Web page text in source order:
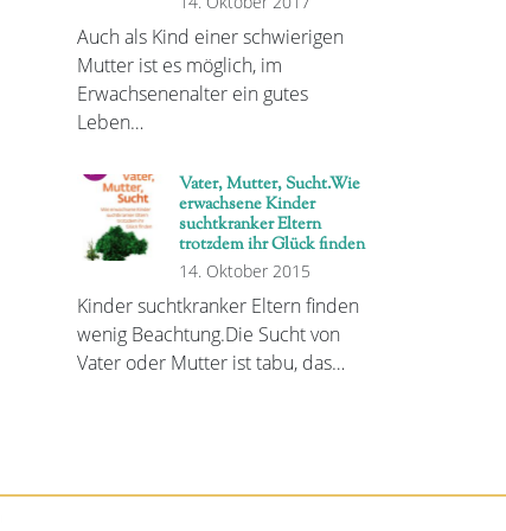
Auch als Kind einer schwierigen
Mutter ist es möglich, im
Erwachsenenalter ein gutes
Leben…
Vater, Mutter, Sucht.Wie
erwachsene Kinder
suchtkranker Eltern
trotzdem ihr Glück finden
14. Oktober 2015
Kinder suchtkranker Eltern finden
wenig Beachtung.Die Sucht von
Vater oder Mutter ist tabu, das…